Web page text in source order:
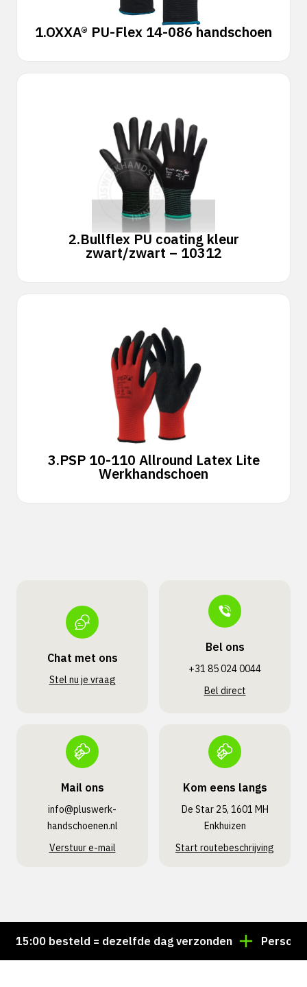
1.OXXA® PU-Flex 14-086 handschoen
2.Bullflex PU coating kleur
zwart/zwart – 10312
3.PSP 10-110 Allround Latex Lite
Werkhandschoen
Chat met ons
Stel nu je vraag
Bel ons
+31 85 024 0044
Bel direct
Mail ons
info@pluswerk­
handschoenen.nl
Verstuur e-mail
Kom eens langs
De Star 25, 1601 MH
Enkhuizen
Start routebeschrijving
besteld = dezelfde dag verzonden Persoonlijk